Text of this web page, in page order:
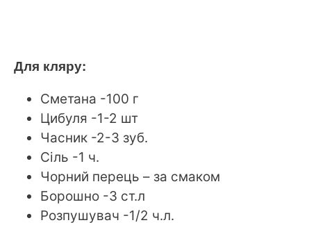
Для кляру:
Сметана -100 г
Цибуля -1-2 шт
Часник -2-3 зуб.
Сіль -1 ч.
Чорний перець – за смаком
Борошно -3 ст.л
Розпушувач -1/2 ч.л.